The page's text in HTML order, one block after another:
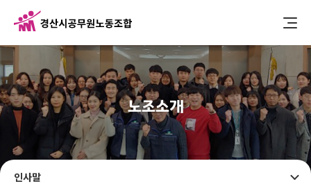
노조소개
인사말